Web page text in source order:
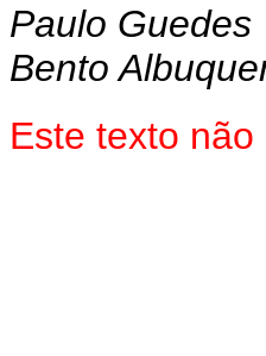
Paulo Guedes
Bento
Este texto